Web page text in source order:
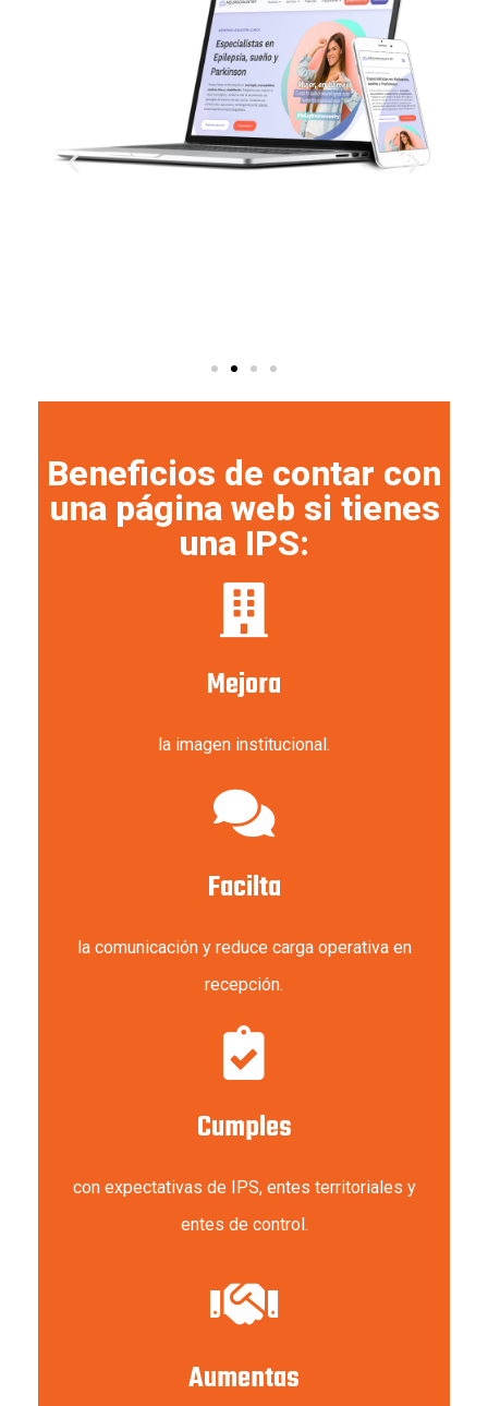
Beneficios de contar con
una página web si tienes
una IPS:
Mejora
la imagen institucional.
Facilta
la comunicación y reduce carga operativa en
recepción.
Cumples
con expectativas de IPS, entes territoriales y
entes de control.
Aumentas